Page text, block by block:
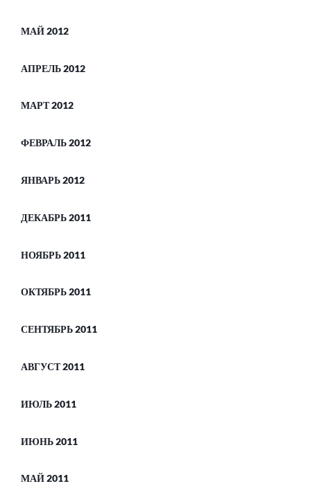
МАЙ 2012
АПРЕЛЬ 2012
МАРТ 2012
ФЕВРАЛЬ 2012
ЯНВАРЬ 2012
ДЕКАБРЬ 2011
НОЯБРЬ 2011
ОКТЯБРЬ 2011
СЕНТЯБРЬ 2011
АВГУСТ 2011
ИЮЛЬ 2011
ИЮНЬ 2011
МАЙ 2011